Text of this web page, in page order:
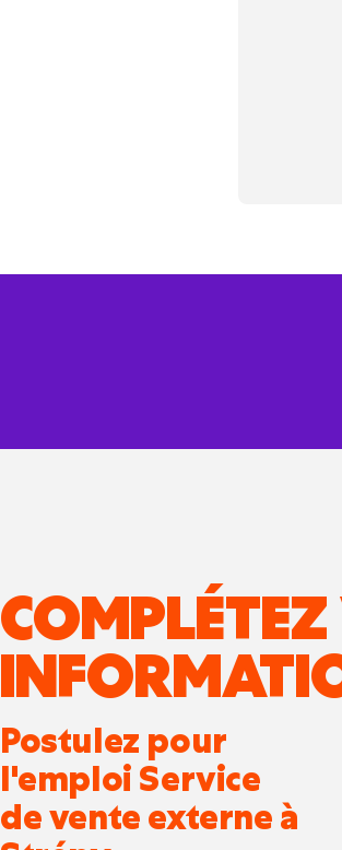
Postulez pour
l'emploi Service
de vente externe à